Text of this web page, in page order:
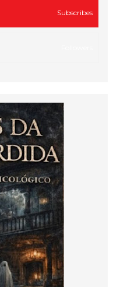
Subscribes